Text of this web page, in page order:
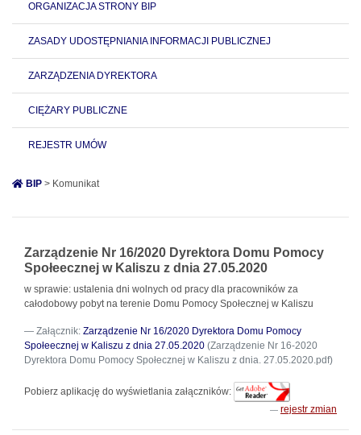
ORGANIZACJA STRONY BIP
ZASADY UDOSTĘPNIANIA INFORMACJI PUBLICZNEJ
ZARZĄDZENIA DYREKTORA
CIĘŻARY PUBLICZNE
REJESTR UMÓW
BIP > Komunikat
Zarządzenie Nr 16/2020 Dyrektora Domu Pomocy
Społeecznej w Kaliszu z dnia 27.05.2020
w sprawie: ustalenia dni wolnych od pracy dla pracowników za
całodobowy pobyt na terenie Domu Pomocy Społecznej w Kaliszu
Załącznik: Zarządzenie Nr 16/2020 Dyrektora Domu Pomocy
Społeecznej w Kaliszu z dnia 27.05.2020 (Zarządzenie Nr 16-2020
Dyrektora Domu Pomocy Społecznej w Kaliszu z dnia. 27.05.2020.pdf)
Pobierz aplikację do wyświetlania załączników:
rejestr zmian